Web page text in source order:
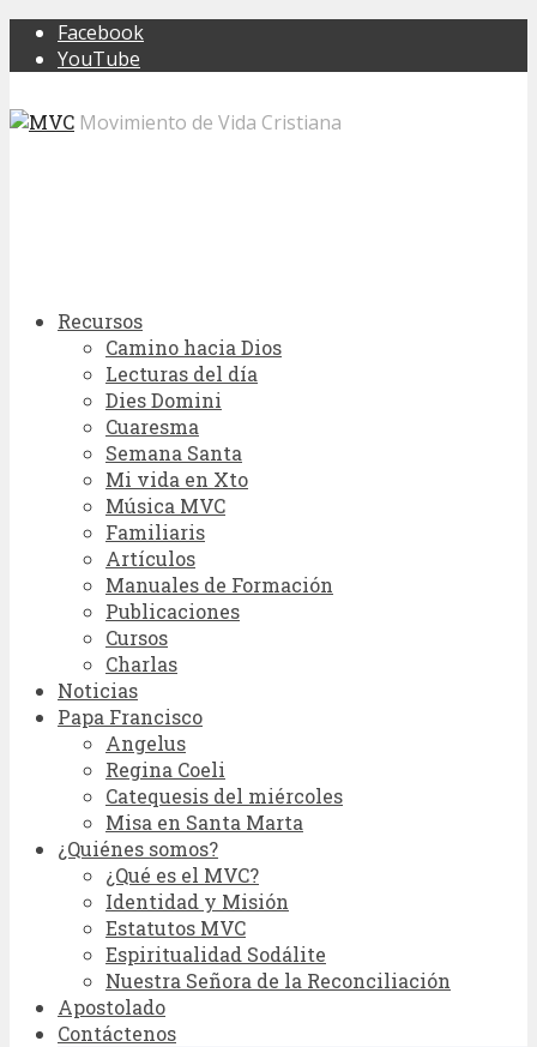
Facebook
YouTube
Movimiento de Vida Cristiana
Recursos
Camino hacia Dios
Lecturas del día
Dies Domini
Cuaresma
Semana Santa
Mi vida en Xto
Música MVC
Familiaris
Artículos
Manuales de Formación
Publicaciones
Cursos
Charlas
Noticias
Papa Francisco
Angelus
Regina Coeli
Catequesis del miércoles
Misa en Santa Marta
¿Quiénes somos?
¿Qué es el MVC?
Identidad y Misión
Estatutos MVC
Espiritualidad Sodálite
Nuestra Señora de la Reconciliación
Apostolado
Contáctenos